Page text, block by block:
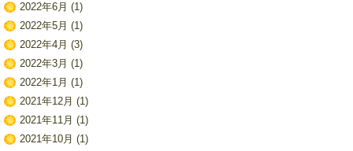
2022年6月 (1)
2022年5月 (1)
2022年4月 (3)
2022年3月 (1)
2022年1月 (1)
2021年12月 (1)
2021年11月 (1)
2021年10月 (1)